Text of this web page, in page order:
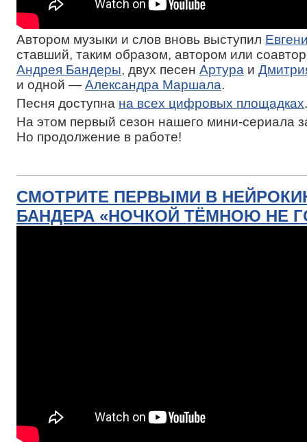
Автором музыки и слов вновь выступил
ставший, таким образом, автором или
Андрея Бандеры, двух песен Артура и
и одной — Александра Маршала.
Песня доступна на всех цифровых площадках.
На этом первый сезон нашего мини-сериала
Но продолжение в работе!
СМОТРИТЕ ПЕРВЫМИ В
БАНДЕРА «НОЧКОЙ ТЁМНОЮ НЕ